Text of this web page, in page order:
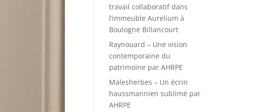
travail collaboratif dans
l’immeuble Aurelium à
Boulogne Billancourt
Raynouard – Une vision
contemporaine du
patrimoine par AHRPE
Malesherbes – Un écrin
haussmannien sublimé par
AHRPE